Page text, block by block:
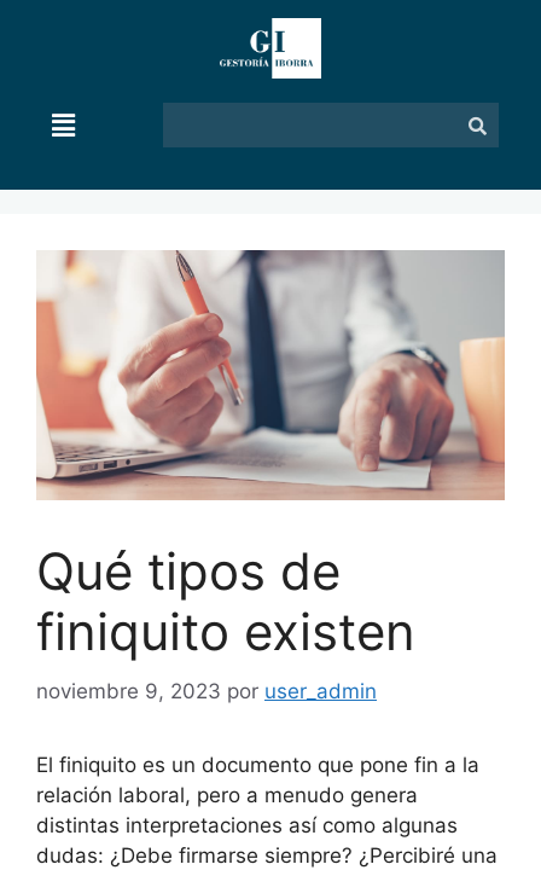
Qué tipos de
finiquito existen
noviembre 9, 2023 por user_admin
El finiquito es un documento que pone fin a la
relación laboral, pero a menudo genera
distintas interpretaciones así como algunas
dudas: ¿Debe firmarse siempre? ¿Percibiré una